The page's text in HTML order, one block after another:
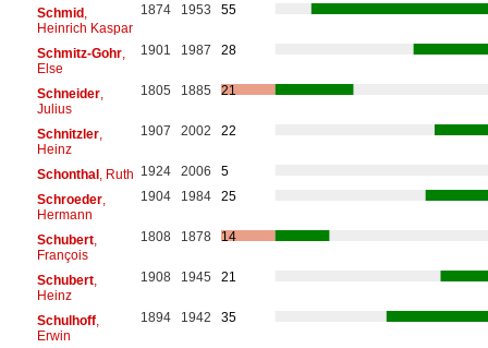
Schmid,
Heinrich Kaspar
1874 1953 55
Schmitz-Gohr,
Else
1901 1987 28
Schneider,
Julius
1805 1885 21
Schnitzler,
Heinz
1907 2002 22
Schonthal, Ruth 1924 2006
5
Schroeder,
Hermann
1904 1984 25
Schubert,
François
1808 1878 14
Schubert,
Heinz
1908 1945 21
Schulhoff,
Erwin
1894 1942 35